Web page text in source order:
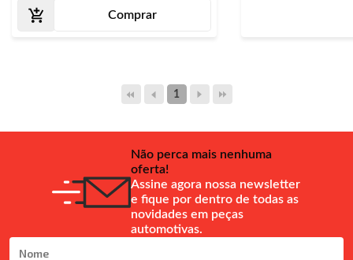
Comprar
1
Não perca mais nenhuma
oferta!
Assine agora nossa newsletter
e fique por dentro de todas as
novidades em peças
automotivas.